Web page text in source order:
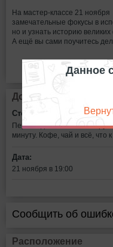
На мастер-классе 21
замечательные фокусы в
но и узнать историю
А ещё вы сами поучитесь
Дополнительная
Стоимость билетов:
Первые два часа стоят 2
минуту. Кофе, чай и всё, что
Дата:
21 ноября в 19:00
Сообщить об
Расположение
Данное